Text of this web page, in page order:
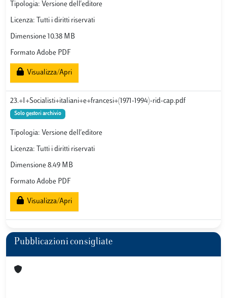
Tipologia: Versione dell'editore
Licenza: Tutti i diritti riservati
Dimensione 10.38 MB
Formato Adobe PDF
Visualizza/Apri
23.+I+Socialisti+italiani+e+francesi+(1971-1994)-rid-cap.pdf
Solo gestori archivio
Tipologia: Versione dell'editore
Licenza: Tutti i diritti riservati
Dimensione 8.49 MB
Formato Adobe PDF
Visualizza/Apri
Pubblicazioni consigliate